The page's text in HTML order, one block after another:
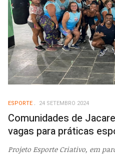
ESPORTE 24 SETEMBRO 2024
Comunidades de
vagas para práticas
Projeto Esporte Criativo, em